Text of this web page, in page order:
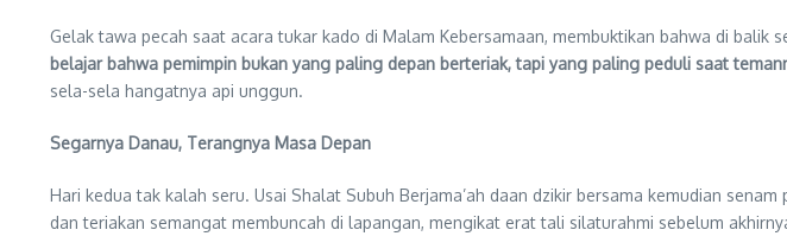
Gelak tawa pecah saat acara tukar kado di Malam Kebersamaan, membuktikan bahwa di
belajar bahwa pemimpin bukan yang paling depan berteriak, tapi yang paling peduli saat
sela-sela hangatnya api unggun.
Segarnya Danau, Terangnya Masa Depan
Hari kedua tak kalah seru. Usai Shalat Subuh Berjama’ah daan dzikir bersama kemudian
dan teriakan semangat membuncah di lapangan, mengikat erat tali silaturahmi sebelum